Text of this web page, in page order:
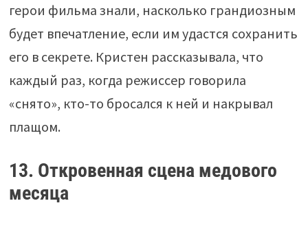
герои фильма знали, насколько грандиозным
будет впечатление, если им удастся сохранить
его в секрете. Кристен рассказывала, что
каждый раз, когда режиссер говорила
«снято», кто-то бросался к ней и накрывал
плащом.
13. Откровенная сцена медового
месяца